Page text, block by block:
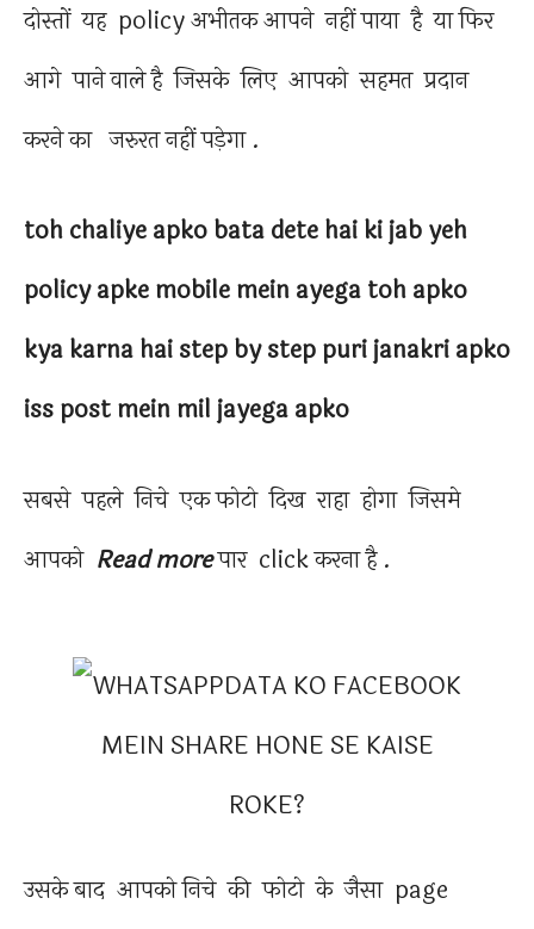
दोस्तों यह policy अभीतक आपने नहीं पाया है या फिर
आगे पाने वाले है जिसके लिए आपको सहमत प्रदान
करने का जरुरत नहीं पड़ेगा .
toh chaliye apko bata dete hai ki jab yeh
policy apke mobile mein ayega toh apko
kya karna hai step by step puri janakri apko
iss post mein mil jayega apko
सबसे पहले निचे एक फोटो दिख राहा होगा जिसमे
आपको Read moreपार click करना है .
उसके बाद आपको निचे की फोटो के जैसा page